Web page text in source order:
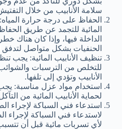
سلامة الأنابيب من خلال
الحفاظ على درجة حرارة
المائية للتجمد عن طريق
الداخلة فيها، وإذا كان هناك
الحنفيات بشكل متواصل لتدفق
تنظيف الأنابيب المائية: يجب
للتخلص من الترسبات
الأنابيب وتؤدي إلى تلفها.
استخدام مواد عزل مناسبة:
لحماية الأنابيب المائية من
استدعاء فني السباكة لإجراء
لاستدعاء فني السباكة لإجراء
لأي تسربات مائية قبل أن